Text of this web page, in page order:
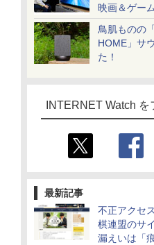
映画＆ゲー
鳥肌ものの
HOME」サ
た！
INTERNET Watch を
最新記事
不正アクセ
棋連盟のサ
漏えいは「